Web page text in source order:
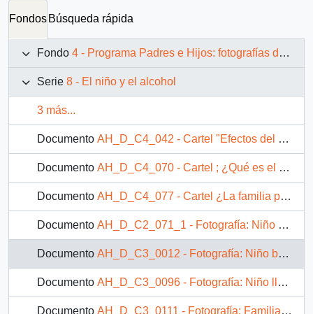
Fondos Búsqueda rápida
Fondo 4 - Programa Padres e Hijos: fotografías de Juan Maino
Serie 8 - El niño y el alcohol
3 más...
Documento AH_D_C4_042 - Cartel "Efectos del alcohol"
Documento AH_D_C4_070 - Cartel ; ¿Qué es el alcoholismo?
Documento AH_D_C4_077 - Cartel ¿La familia puede evitarlo?
Documento AH_D_C2_071_1 - Fotografía: Niño bebiendo vino
Documento AH_D_C3_0012 - Fotografía: Niño bebiendo alcohol
Documento AH_D_C3_0096 - Fotografía: Niño llevando un recipiente con alcohol
Documento AH_D_C3_0111 - Fotografía: Familia tomando alcohol